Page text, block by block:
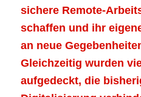
sichere Remote-
schaffen und ihr
an neue
Gleichzeitig wurden
aufgedeckt, die